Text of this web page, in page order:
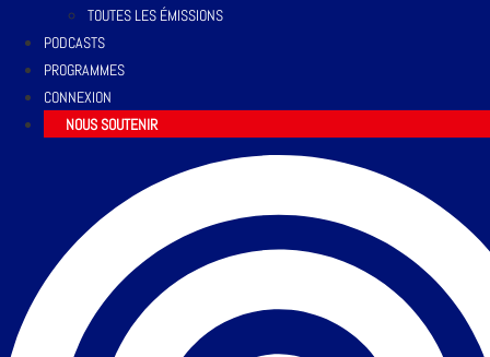
TOUTES LES ÉMISSIONS
PODCASTS
PROGRAMMES
CONNEXION
NOUS SOUTENIR